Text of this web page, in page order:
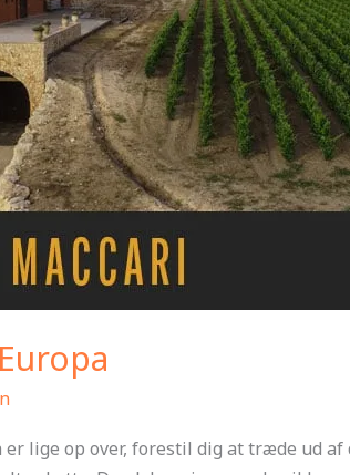
lige op over, forestil dig at træde ud